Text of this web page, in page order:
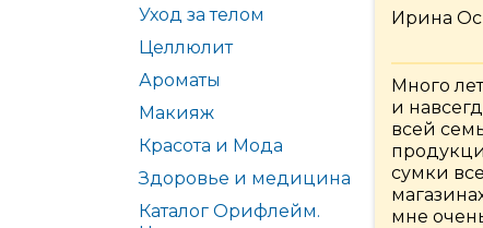
Уход за телом
Целлюлит
Ароматы
Макияж
Красота и Мода
Здоровье и медицина
Каталог Орифлейм.
Ирина
Много
и
всей
сумки
мне